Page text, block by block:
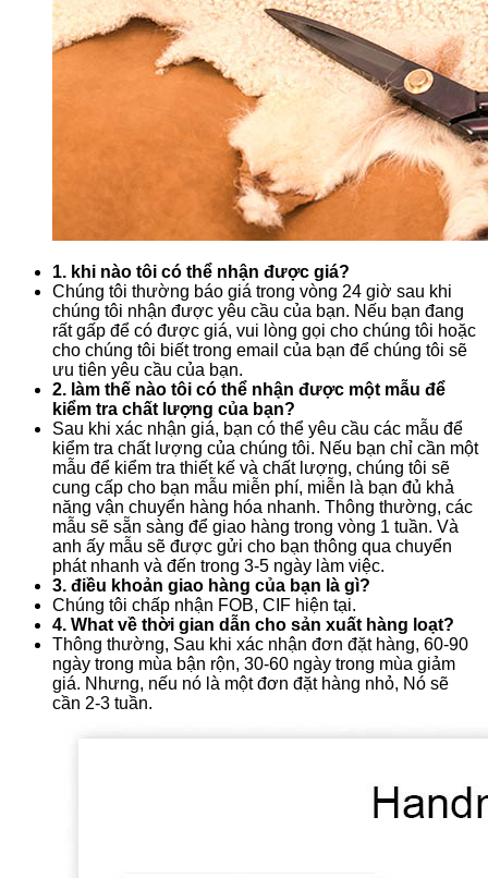
1. khi nào tôi có thể nhận được giá?
Chúng tôi thường báo giá trong vòng 24 giờ sau khi
chúng tôi nhận được yêu cầu của bạn. Nếu bạn đang
rất gấp để có được giá, vui lòng gọi cho chúng tôi hoặc
cho chúng tôi biết trong email của bạn để chúng tôi sẽ
ưu tiên yêu cầu của bạn.
2. làm thế nào tôi có thể nhận được một mẫu để
kiểm tra chất lượng của bạn?
Sau khi xác nhận giá, bạn có thể yêu cầu các mẫu để
kiểm tra chất lượng của chúng tôi. Nếu bạn chỉ cần một
mẫu để kiểm tra thiết kế và chất lượng, chúng tôi sẽ
cung cấp cho bạn mẫu miễn phí, miễn là bạn đủ khả
năng vận chuyển hàng hóa nhanh. Thông thường, các
mẫu sẽ sẵn sàng để giao hàng trong vòng 1 tuần. Và
anh ấy mẫu sẽ được gửi cho bạn thông qua chuyển
phát nhanh và đến trong 3-5 ngày làm việc.
3. điều khoản giao hàng của bạn là gì?
Chúng tôi chấp nhận FOB, CIF hiện tại.
4. What về thời gian dẫn cho sản xuất hàng loạt?
Thông thường, Sau khi xác nhận đơn đặt hàng, 60-90
ngày trong mùa bận rộn, 30-60 ngày trong mùa giảm
giá. Nhưng, nếu nó là một đơn đặt hàng nhỏ, Nó sẽ
cần 2-3 tuần.